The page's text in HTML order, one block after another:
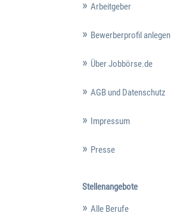
Arbeitgeber
Bewerberprofil anlegen
Über Jobbörse.de
AGB und Datenschutz
Impressum
Presse
Stellenangebote
Alle Berufe